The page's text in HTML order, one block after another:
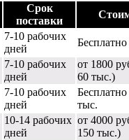
Срок
поставки
7-10 рабочих
дней
Бесплатно
7-10 рабочих
дней
от 1800
60 тыс.)
7-10 рабочих
дней
Бесплатно
тыс.
10-14 рабочих
дней
от 4000
150 тыс.)